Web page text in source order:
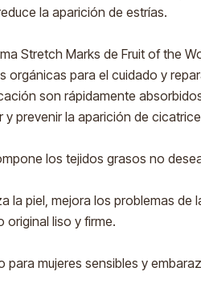
la aparición de estrías.
Stretch Marks de Fruit of the
orgánicas para el cuidado y
son rápidamente
y prevenir la aparición de
los tejidos grasos no
la piel, mejora los problemas de
original liso y firme.
para mujeres sensibles y